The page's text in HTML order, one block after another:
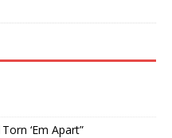
‘Em Apart”